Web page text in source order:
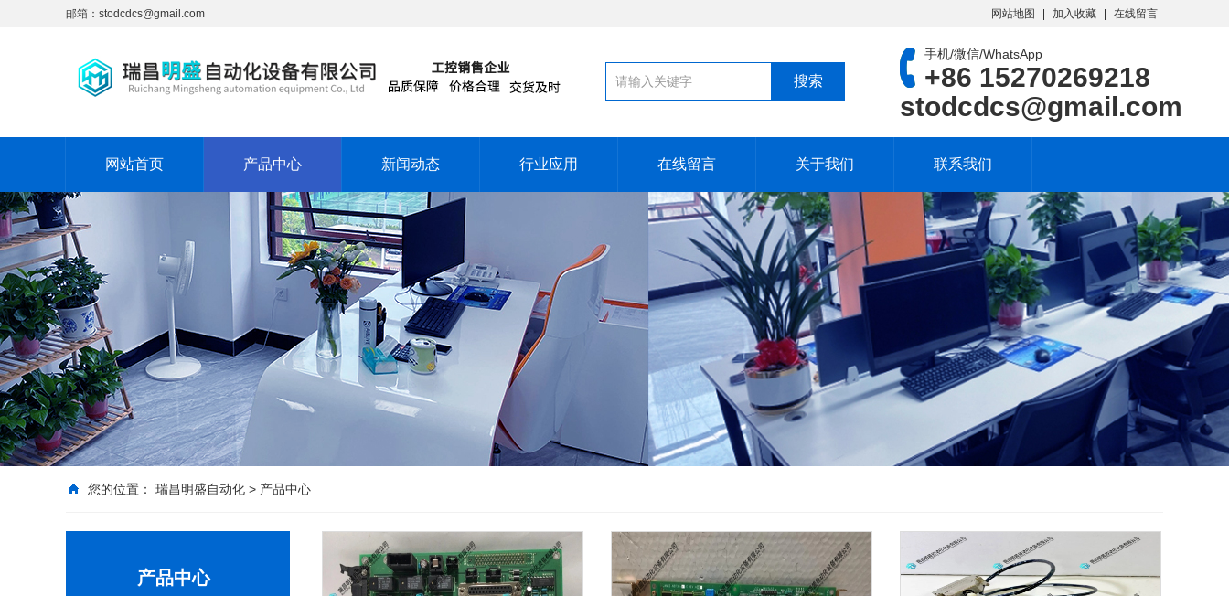
邮箱：stodcdcs@gmail.com 网站地图 加入收藏 在线留言
手机/微信/WhatsApp
+86 15270269218
stodcdcs@gmail.com
网站首页 产品中心 新闻动态 行业应用 在线留言 关于我们 联系我们
您的位置： 瑞昌明盛自动化 > 产品中心
产品中心